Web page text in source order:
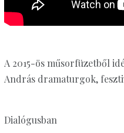
A 2015-ös műsorfüzetből
András dramaturgok,
Dialógusban